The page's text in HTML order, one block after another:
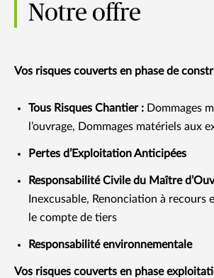
Notre offre
Vos risques couverts en phase de
Tous Risques Chantier : Dommages
l’ouvrage, Dommages matériels aux
Pertes d’Exploitation Anticipées
Responsabilité Civile du Maître
Inexcusable, Renonciation à recours
le compte de tiers
Responsabilité environnementale
Vos risques couverts en phase